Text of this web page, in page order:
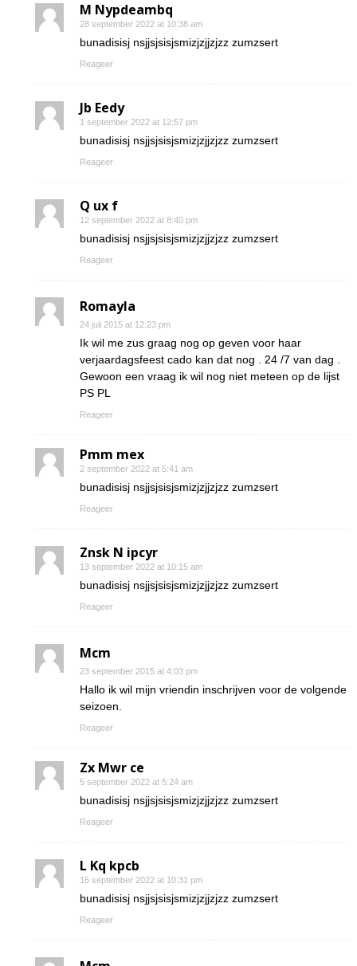
M Nypdeambq
28 september 2022 at 10:38 am
bunadisisj nsjjsjsisjsmizjzjjzjzz zumzsert
Reageer
Jb Eedy
1 september 2022 at 12:57 pm
bunadisisj nsjjsjsisjsmizjzjjzjzz zumzsert
Reageer
Q ux f
12 september 2022 at 8:40 pm
bunadisisj nsjjsjsisjsmizjzjjzjzz zumzsert
Reageer
Romayla
24 juli 2015 at 12:23 pm
Ik wil me zus graag nog op geven voor haar
verjaardagsfeest cado kan dat nog . 24 /7 van dag .
Gewoon een vraag ik wil nog niet meteen op de lijst
PS PL
Reageer
Pmm mex
2 september 2022 at 5:41 am
bunadisisj nsjjsjsisjsmizjzjjzjzz zumzsert
Reageer
Znsk N ipcyr
13 september 2022 at 10:15 am
bunadisisj nsjjsjsisjsmizjzjjzjzz zumzsert
Reageer
Mcm
23 september 2015 at 4:03 pm
Hallo ik wil mijn vriendin inschrijven voor de volgende
seizoen.
Reageer
Zx Mwr ce
5 september 2022 at 5:24 am
bunadisisj nsjjsjsisjsmizjzjjzjzz zumzsert
Reageer
L Kq kpcb
16 september 2022 at 10:31 pm
bunadisisj nsjjsjsisjsmizjzjjzjzz zumzsert
Reageer